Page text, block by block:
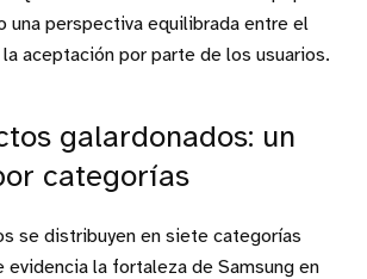
una perspectiva equilibrada entre el
aceptación por parte de los usuarios.
galardonados: un
categorías
se distribuyen en siete categorías
la fortaleza de Samsung en